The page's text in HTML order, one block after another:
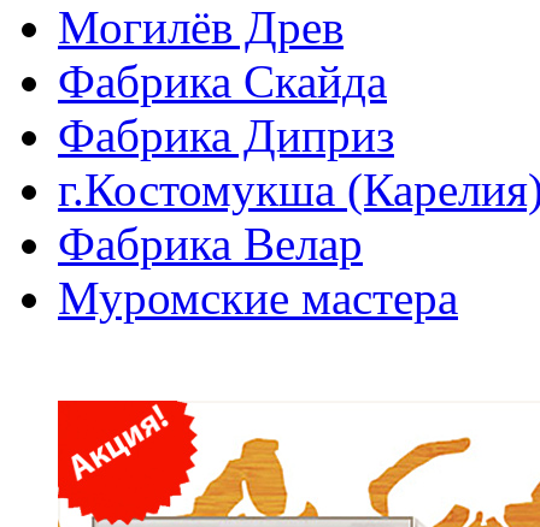
Могилёв Древ
Фабрика Скайда
Фабрика Диприз
г.Костомукша
Фабрика Велар
Муромские мастера